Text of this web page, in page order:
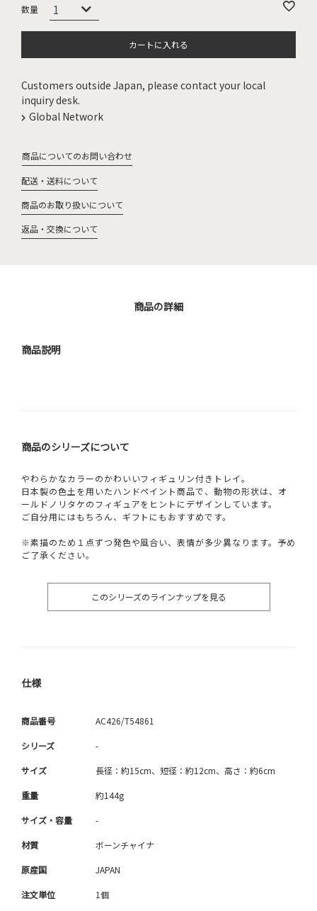
カートに入れる
Customers outside Japan, please contact your local
inquiry desk.
Global Network
商品についてのお問い合わせ
配送・送料について
商品のお取り扱いについて
返品・交換について
商品の詳細
商品説明
商品のシリーズについて
やわらかなカラーのかわいいフィギュリン付きトレイ。
日本製の色土を用いたハンドペイント商品で、動物の形状は、オ
ールドノリタケのフィギュアをヒントにデザインしています。
ご自分用にはもちろん、ギフトにもおすすめです。
※素描のため１点ずつ発色や風合い、表情が多少異なります。予め
ご了承ください。
このシリーズのラインナップを見る
仕様
商品番号 AC426/T54861
シリーズ -
サイズ 長径：約15cm、短径：約12cm、高さ：約6cm
重量 約144g
サイズ・容量 -
材質 ボーンチャイナ
原産国 JAPAN
注文単位 1個